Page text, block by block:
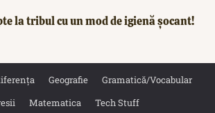
la tribul cu un mod de igienă șocant!
Geografie
Gramatică/Vocabular
Matematica Tech Stuff